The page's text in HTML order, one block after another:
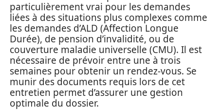
particulièrement vrai pour les demandes
liées à des situations plus complexes comme
les demandes d’ALD (Affection Longue
Durée), de pension d’invalidité, ou de
couverture maladie universelle (CMU). Il est
nécessaire de prévoir entre une à trois
semaines pour obtenir un rendez-vous. Se
munir des documents requis lors de cet
entretien permet d’assurer une gestion
optimale du dossier.